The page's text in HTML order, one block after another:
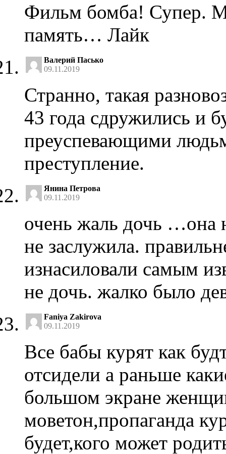
Фильм бомба! Супер.
память… Лайк
Валерий Пасько
09.11.2019
Странно, такая
43 года сдружились и
преуспевающими
преступление.
Янина Петрова
09.11.2019
очень жаль дочь …она
не заслужила.
изнасиловали самым
не дочь. жалко было
Faniya Zakirova
09.11.2019
Все бабы курят как
отсидели а раньше
большом экране
моветон,пропаганда
будет,кого может